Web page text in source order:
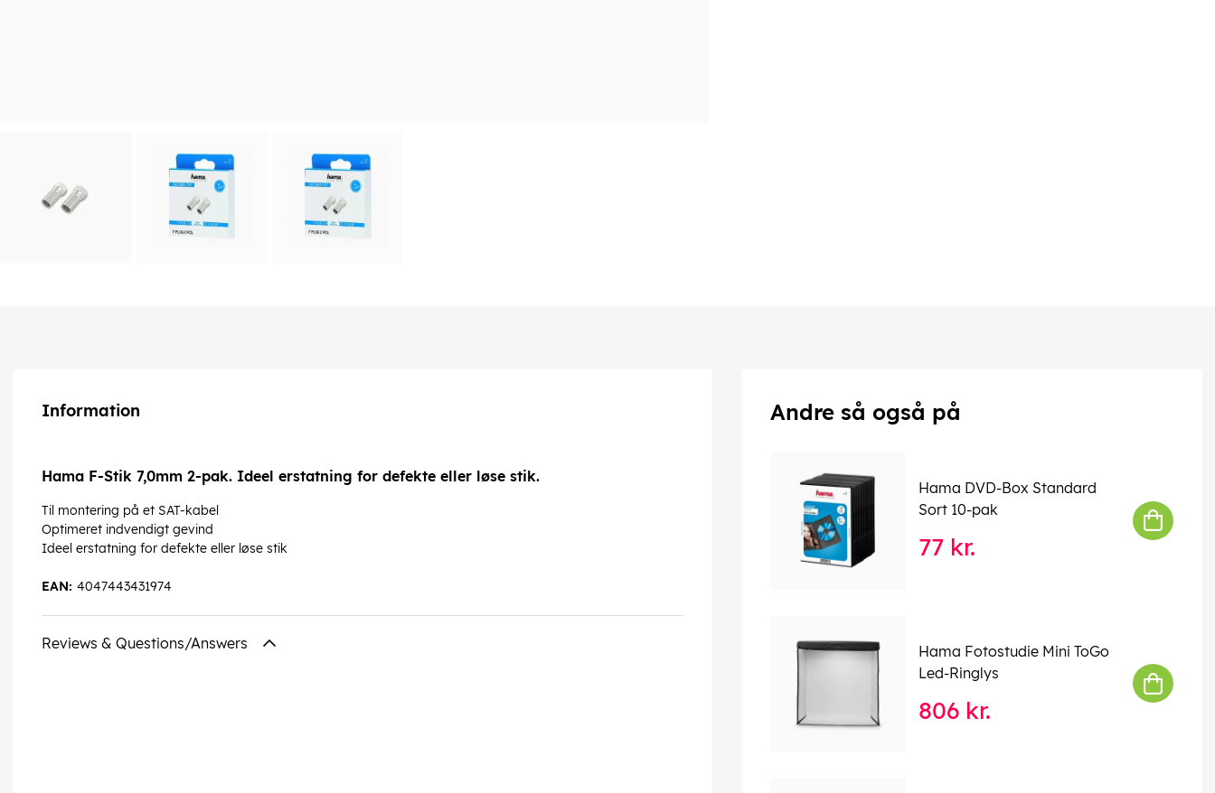
Information
Hama F-Stik 7,0mm 2-pak. Ideel erstatning for defekte eller løse stik.
Til montering på et SAT-kabel
Optimeret indvendigt gevind
Ideel erstatning for defekte eller løse stik
4047443431974
EAN:
Reviews & Questions/Answers
Andre så også på
Hama DVD-Box Standard
Sort 10-pak
77 kr.
Hama Fotostudie Mini ToGo
Led-Ringlys
806 kr.